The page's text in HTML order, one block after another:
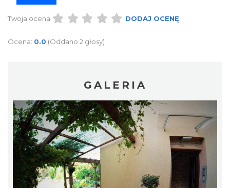
Twoja ocena: DODAJ OCENĘ
Ocena: 0.0 (Oddano 2 głosy)
GALERIA